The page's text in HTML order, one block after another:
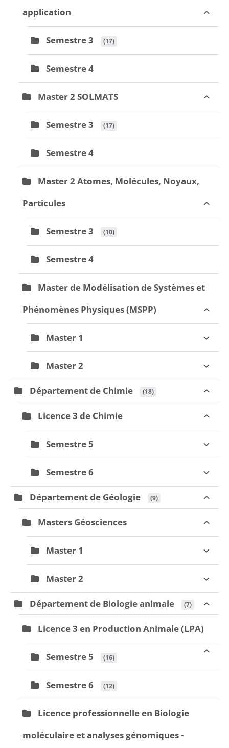
application
Semestre 3 (17)
Semestre 4
Master 2 SOLMATS
Semestre 3 (17)
Semestre 4
Master 2 Atomes, Molécules, Noyaux,
Particules
Semestre 3 (10)
Semestre 4
Master de Modélisation de Systèmes et
Phénomènes Physiques (MSPP)
Master 1
Master 2
Département de Chimie (18)
Licence 3 de Chimie
Semestre 5
Semestre 6
Département de Géologie (9)
Masters Géosciences
Master 1
Master 2
Département de Biologie animale (7)
Licence 3 en Production Animale (LPA)
Semestre 5 (16)
Semestre 6 (12)
Licence professionnelle en Biologie
moléculaire et analyses génomiques -